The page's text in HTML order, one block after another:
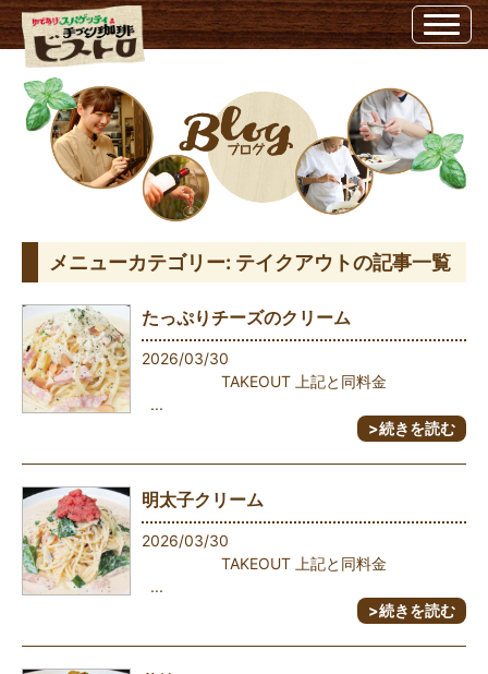
テイクアウト | ビストロ - Part 5埼玉県越谷市のビストロ
メニューカテゴリー: テイクアウトの記事一覧
たっぷりチーズのクリーム
2026/03/30
TAKEOUT 上記と同料金
...
>続きを読む
明太子クリーム
2026/03/30
TAKEOUT 上記と同料金
...
>続きを読む